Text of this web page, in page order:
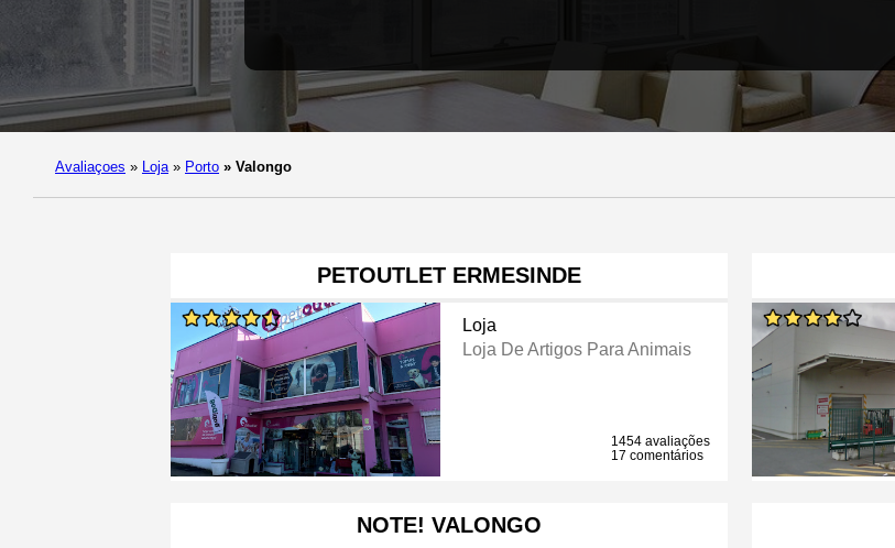
Avaliaçoes » Loja » Porto » Valongo
PETOUTLET ERMESINDE
Loja
Loja De Artigos Para Animais
1454 avaliações
17 comentários
NOTE! VALONGO